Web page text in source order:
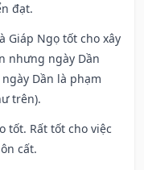
đạt.
Giáp Ngọ tốt cho xây
nhưng ngày Dần
Dần là phạm
trên).
tốt. Rất tốt cho việc
cất.